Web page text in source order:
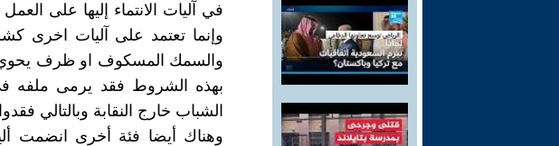
في آليات الانتماء إليها على
وإنما تعتمد على آليات اخرى
والسمك المسكوف او ظرف يحوي
بهذه الشروط فقد يرمى ملفه
الشباب خارج النقابة وبالتالي
وهناك أيضا فئة أخرى انضمت